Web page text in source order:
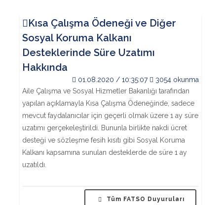
Kısa Çalışma Ödeneği ve Diğer
Sosyal Koruma Kalkanı
Desteklerinde Süre Uzatımı
Hakkında
01.08.2020 / 10:35:07
3054 okunma
Aile Çalışma ve Sosyal Hizmetler Bakanlığı tarafından
yapılan açıklamayla Kısa Çalışma Ödeneğinde, sadece
mevcut faydalanıcılar için geçerli olmak üzere 1 ay süre
uzatımı gerçekeleştirildi. Bununla birlikte nakdi ücret
desteği ve sözleşme fesih kısıtı gibi Sosyal Koruma
Kalkanı kapsamına sunulan desteklerde de süre 1 ay
uzatıldı.
Tüm FATSO Duyuruları